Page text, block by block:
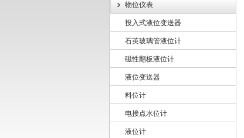
上海轩顼电气设备有限公司
物位仪表
投入式液位变送器
石英玻璃管液位计
磁性翻板液位计
液位变送器
料位计
电接点水位计
液位计